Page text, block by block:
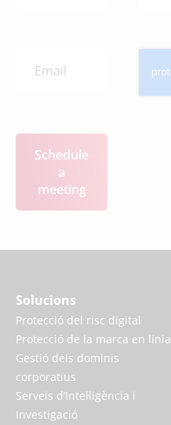
Schedule
a
meeting
Solucions
Protecció del risc digital
Protecció de la marca en línia
Gestió dels dominis
corporatius
Serveis d’Intel·ligència i
Investigació